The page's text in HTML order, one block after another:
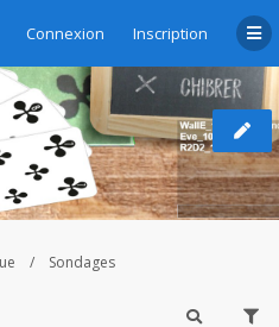
Connexion Inscription
Sondages